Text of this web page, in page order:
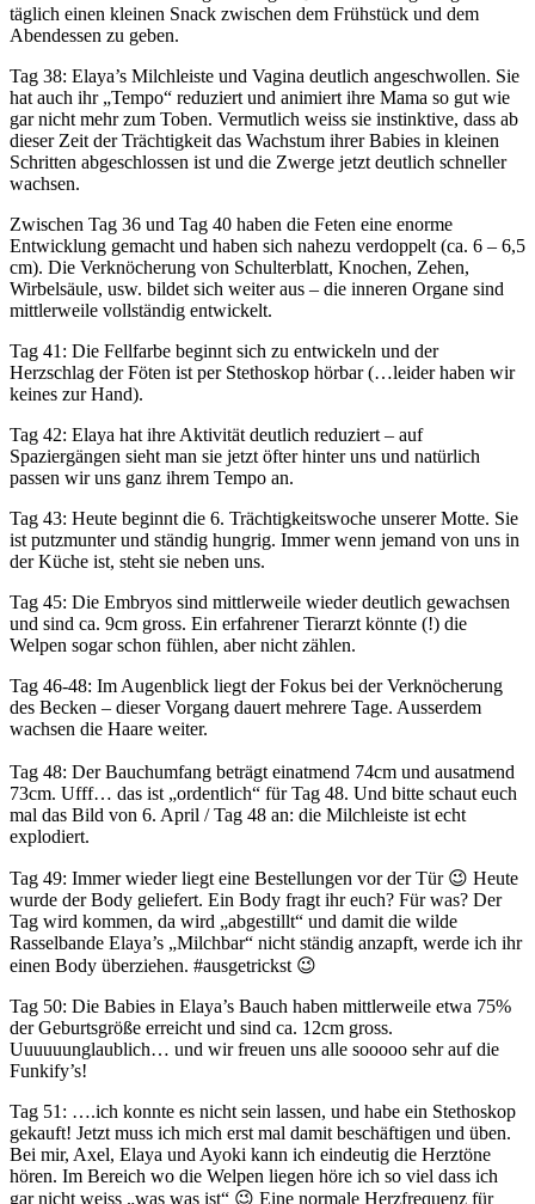
täglich einen kleinen Snack zwischen dem Frühstück und dem
Abendessen zu geben.
Tag 38: Elaya’s Milchleiste und Vagina deutlich angeschwollen. Sie
hat auch ihr „Tempo“ reduziert und animiert ihre Mama so gut wie
gar nicht mehr zum Toben. Vermutlich weiss sie instinktive, dass ab
dieser Zeit der Trächtigkeit das Wachstum ihrer Babies in kleinen
Schritten abgeschlossen ist und die Zwerge jetzt deutlich schneller
wachsen.
Zwischen Tag 36 und Tag 40 haben die Feten eine enorme
Entwicklung gemacht und haben sich nahezu verdoppelt (ca. 6 – 6,5
cm). Die Verknöcherung von Schulterblatt, Knochen, Zehen,
Wirbelsäule, usw. bildet sich weiter aus – die inneren Organe sind
mittlerweile vollständig entwickelt.
Tag 41: Die Fellfarbe beginnt sich zu entwickeln und der
Herzschlag der Föten ist per Stethoskop hörbar (…leider haben wir
keines zur Hand).
Tag 42: Elaya hat ihre Aktivität deutlich reduziert – auf
Spaziergängen sieht man sie jetzt öfter hinter uns und natürlich
passen wir uns ganz ihrem Tempo an.
Tag 43: Heute beginnt die 6. Trächtigkeitswoche unserer Motte. Sie
ist putzmunter und ständig hungrig. Immer wenn jemand von uns in
der Küche ist, steht sie neben uns.
Tag 45: Die Embryos sind mittlerweile wieder deutlich gewachsen
und sind ca. 9cm gross. Ein erfahrener Tierarzt könnte (!) die
Welpen sogar schon fühlen, aber nicht zählen.
Tag 46-48: Im Augenblick liegt der Fokus bei der Verknöcherung
des Becken – dieser Vorgang dauert mehrere Tage. Ausserdem
wachsen die Haare weiter.
Tag 48: Der Bauchumfang beträgt einatmend 74cm und ausatmend
73cm. Ufff… das ist „ordentlich“ für Tag 48. Und bitte schaut euch
mal das Bild von 6. April / Tag 48 an: die Milchleiste ist echt
explodiert.
Tag 49: Immer wieder liegt eine Bestellungen vor der Tür 😉 Heute
wurde der Body geliefert. Ein Body fragt ihr euch? Für was? Der
Tag wird kommen, da wird „abgestillt“ und damit die wilde
Rasselbande Elaya’s „Milchbar“ nicht ständig anzapft, werde ich ihr
einen Body überziehen. #ausgetrickst 😉
Tag 50: Die Babies in Elaya’s Bauch haben mittlerweile etwa 75%
der Geburtsgröße erreicht und sind ca. 12cm gross.
Uuuuuunglaublich… und wir freuen uns alle sooooo sehr auf die
Funkify’s!
Tag 51: ….ich konnte es nicht sein lassen, und habe ein Stethoskop
gekauft! Jetzt muss ich mich erst mal damit beschäftigen und üben.
Bei mir, Axel, Elaya und Ayoki kann ich eindeutig die Herztöne
hören. Im Bereich wo die Welpen liegen höre ich so viel dass ich
gar nicht weiss „was was ist“ 😉 Eine normale Herzfrequenz für